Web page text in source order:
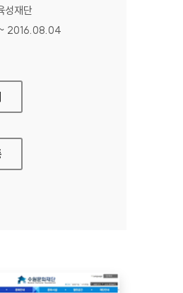
성재단
2016.08.04
육성재단 홈페이지